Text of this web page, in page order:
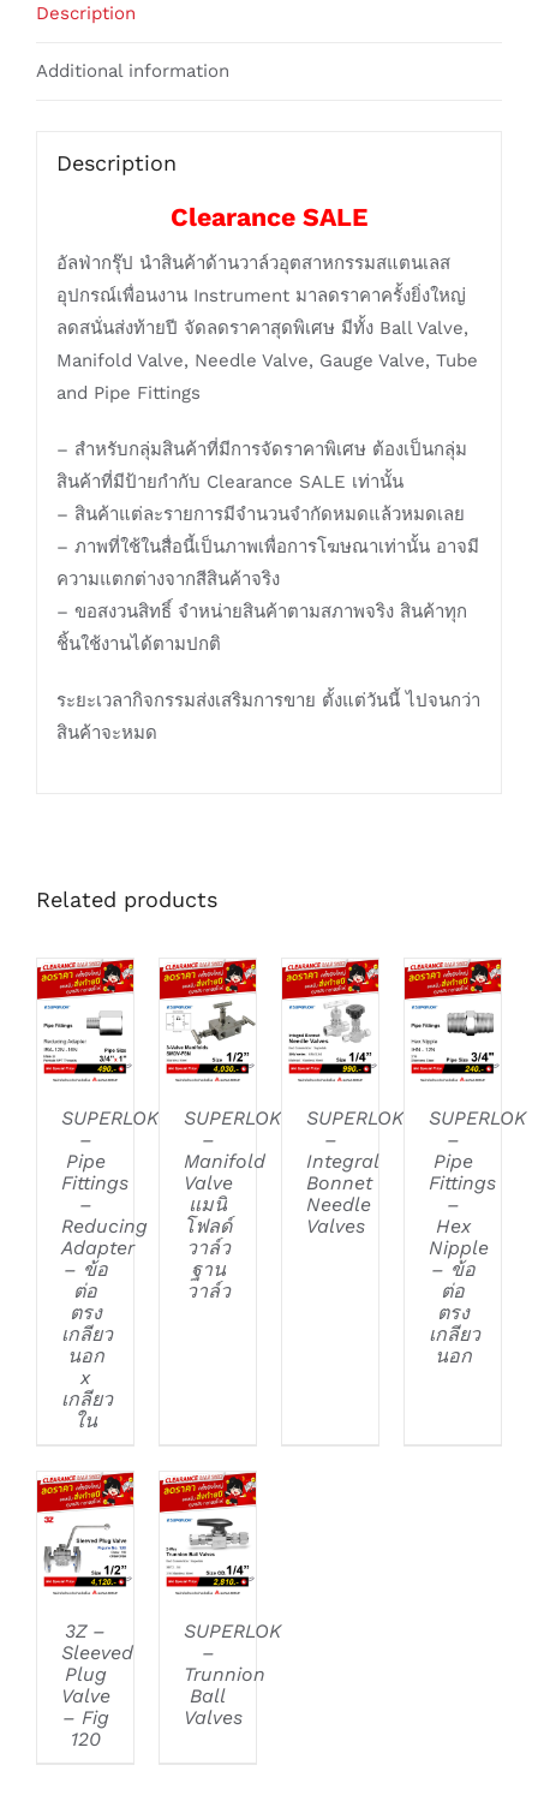
Description
Additional information
Description
Clearance SALE
อัลฟ่ากรุ๊ป นำสินค้าด้านวาล์วอุตสาหกรรมสแตนเลส
อุปกรณ์เพื่อนงาน Instrument มาลดราคาครั้งยิ่งใหญ่
ลดสนั่นส่งท้ายปี จัดลดราคาสุดพิเศษ มีทั้ง Ball Valve,
Manifold Valve, Needle Valve, Gauge Valve, Tube
and Pipe Fittings
– สำหรับกลุ่มสินค้าที่มีการจัดราคาพิเศษ ต้องเป็นกลุ่ม
สินค้าที่มีป้ายกำกับ Clearance SALE เท่านั้น
– สินค้าแต่ละรายการมีจำนวนจำกัดหมดแล้วหมดเลย
– ภาพที่ใช้ในสื่อนี้เป็นภาพเพื่อการโฆษณาเท่านั้น อาจมี
ความแตกต่างจากสีสินค้าจริง
– ขอสงวนสิทธิ์ จำหน่ายสินค้าตามสภาพจริง สินค้าทุก
ชิ้นใช้งานได้ตามปกติ
ระยะเวลากิจกรรมส่งเสริมการขาย ตั้งแต่วันนี้ ไปจนกว่า
สินค้าจะหมด
Related products
DETAILS
SUPERLOK
–
Pipe
Fittings
–
Reducing
Adapter
– ข้อ
ต่อ
ตรง
เกลียว
นอก
x
เกลียว
ใน
DETAILS
SUPERLOK
–
Manifold
Valve
แมนิ
โฟลด์
วาล์ว
ฐาน
วาล์ว
DETAILS
SUPERLOK
–
Integral
Bonnet
Needle
Valves
DETAILS
SUPERLOK
–
Pipe
Fittings
–
Hex
Nipple
– ข้อ
ต่อ
ตรง
เกลียว
นอก
DETAILS
3Z –
Sleeved
Plug
Valve
– Fig
120
DETAILS
SUPERLOK
–
Trunnion
Ball
Valves